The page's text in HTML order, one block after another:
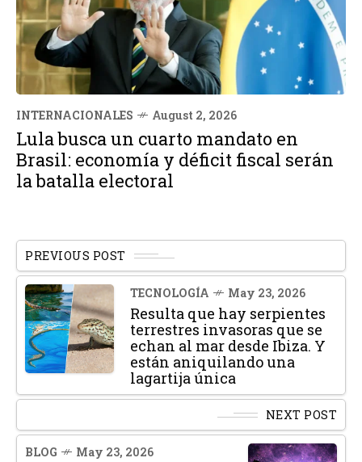
INTERNACIONALES August 2, 2026
Lula busca un cuarto mandato en
Brasil: economía y déficit fiscal serán
la batalla electoral
PREVIOUS POST
TECNOLOGÍA May 23, 2026
Resulta que hay serpientes
terrestres invasoras que se
echan al mar desde Ibiza. Y
están aniquilando una
lagartija única
NEXT POST
BLOG May 23, 2026